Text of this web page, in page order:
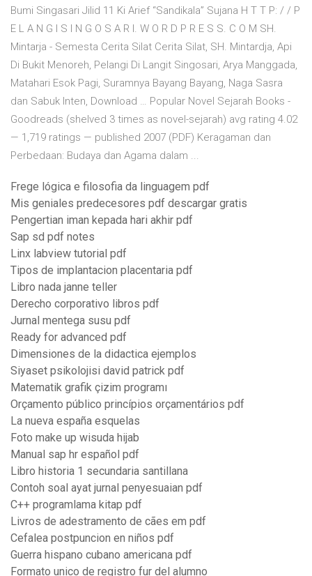
Bumi Singasari Jilid 11 Ki Arief “Sandikala” Sujana H T T P: / / P
E L A N G I S I N G O S A R I. W O R D P R E S S. C O M SH.
Mintarja - Semesta Cerita Silat Cerita Silat, SH. Mintardja, Api
Di Bukit Menoreh, Pelangi Di Langit Singosari, Arya Manggada,
Matahari Esok Pagi, Suramnya Bayang Bayang, Naga Sasra
dan Sabuk Inten, Download … Popular Novel Sejarah Books -
Goodreads (shelved 3 times as novel-sejarah) avg rating 4.02
— 1,719 ratings — published 2007 (PDF) Keragaman dan
Perbedaan: Budaya dan Agama dalam ...
Frege lógica e filosofia da linguagem pdf
Mis geniales predecesores pdf descargar gratis
Pengertian iman kepada hari akhir pdf
Sap sd pdf notes
Linx labview tutorial pdf
Tipos de implantacion placentaria pdf
Libro nada janne teller
Derecho corporativo libros pdf
Jurnal mentega susu pdf
Ready for advanced pdf
Dimensiones de la didactica ejemplos
Siyaset psikolojisi david patrick pdf
Matematik grafik çizim programı
Orçamento público princípios orçamentários pdf
La nueva españa esquelas
Foto make up wisuda hijab
Manual sap hr español pdf
Libro historia 1 secundaria santillana
Contoh soal ayat jurnal penyesuaian pdf
C++ programlama kitap pdf
Livros de adestramento de cães em pdf
Cefalea postpuncion en niños pdf
Guerra hispano cubano americana pdf
Formato unico de registro fur del alumno